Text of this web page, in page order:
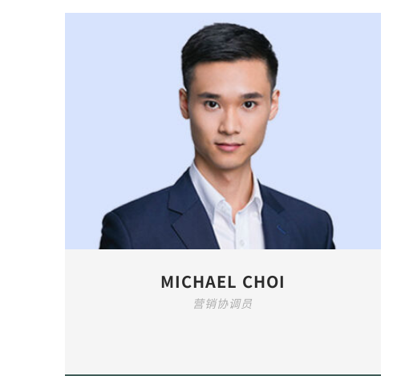
MICHAEL CHOI
营销协调员